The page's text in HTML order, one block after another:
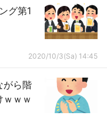
グ第1
2020/10/3(Sa) 14:45
がら階
ｗｗ